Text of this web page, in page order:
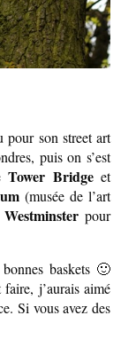
pour son street art
puis on s’est
Tower Bridgeet
(musée de l’art
Westminster pour
baskets 🙂
j’aurais aimé
Si vous avez des